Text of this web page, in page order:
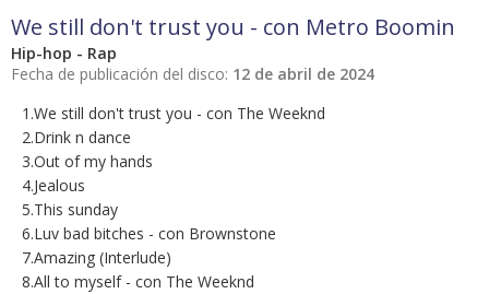
We still don't trust you - con Metro Boomin
Hip-hop - Rap
Fecha de publicación del disco: 12 de abril de 2024
1.We still don't trust you - con The Weeknd
2.Drink n dance
3.Out of my hands
4.Jealous
5.This sunday
6.Luv bad bitches - con Brownstone
7.Amazing (Interlude)
8.All to myself - con The Weeknd